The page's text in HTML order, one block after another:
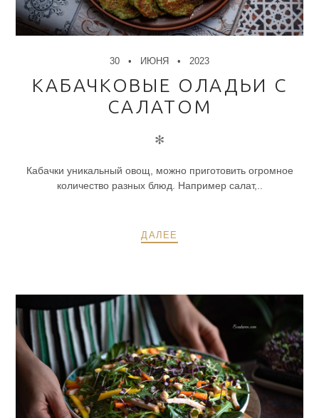
30 ИЮНЯ 2023
КАБАЧКОВЫЕ ОЛАДЬИ С
САЛАТОМ
✻
Кабачки уникальный овощ, можно приготовить огромное
количество разных блюд. Например салат,..
ДАЛЕЕ